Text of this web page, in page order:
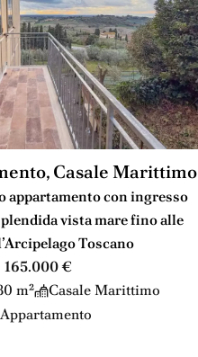
Casale Marittimo
appartamento con ingresso
vista mare fino alle
Toscano
165.000 €
m²
Casale Marittimo
Appartamento